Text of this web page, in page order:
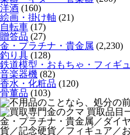
洋酒 (160)
絵画・掛け軸 (21)
自転車 (17)
贈答品 (27)
金・プラチナ・貴金属 (2,230)
釣り具 (128)
鉄道模型・おもちゃ・フィギ
音楽器機 (82)
香水・化粧品 (120)
骨董品 (103)
金・プラチナ・貴金属／ダイ
貨／記念硬貨／フィギュア／